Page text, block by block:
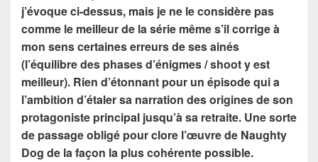
j’évoque ci-dessus, mais je ne le considère pas
comme le meilleur de la série même s’il corrige à
mon sens certaines erreurs de ses ainés
(l’équilibre des phases d’énigmes / shoot y est
meilleur). Rien d’étonnant pour un épisode qui a
l’ambition d’étaler sa narration des origines de son
protagoniste principal jusqu’à sa retraite. Une sorte
de passage obligé pour clore l’œuvre de Naughty
Dog de la façon la plus cohérente possible.